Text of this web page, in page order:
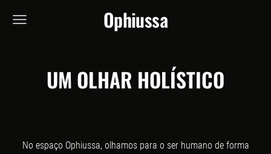
Ophiussa
UM OLHAR HOLÍSTICO
No espaço Ophiussa, olhamos para o ser humano de forma